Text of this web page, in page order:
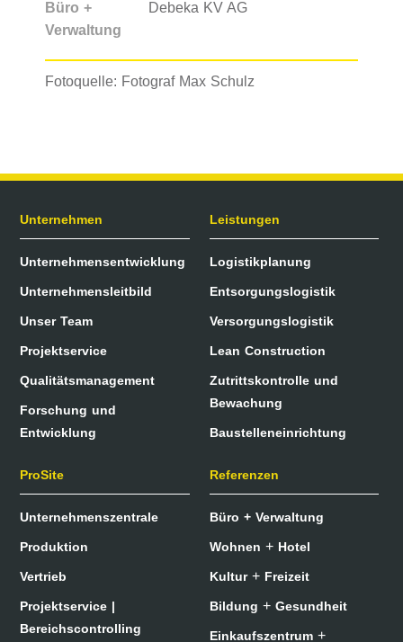
Büro +
Verwaltung
Debeka KV AG
Fotoquelle: Fotograf Max Schulz
Unternehmen
Unternehmensentwicklung
Unternehmensleitbild
Unser Team
Projektservice
Qualitätsmanagement
Forschung und
Entwicklung
Leistungen
Logistikplanung
Entsorgungslogistik
Versorgungslogistik
Lean Construction
Zutrittskontrolle und
Bewachung
Baustelleneinrichtung
ProSite
Unternehmenszentrale
Produktion
Vertrieb
Projektservice |
Bereichscontrolling
Referenzen
Büro + Verwaltung
Wohnen + Hotel
Kultur+ Freizeit
Bildung + Gesundheit
Einkaufszentrum+